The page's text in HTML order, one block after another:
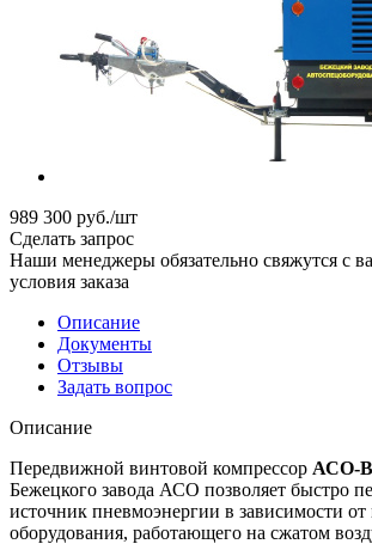
989 300 руб./шт
Сделать запрос
Наши менеджеры обязательно свяжутся с
условия заказа
Описание
Документы
Отзывы
Задать вопрос
Описание
Передвижной винтовой компрессор АСО-
Бежецкого завода АСО позволяет быстро
источник пневмоэнергии в зависимости
оборудования, работающего на сжатом